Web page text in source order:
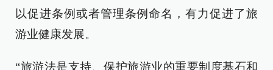
以促进条例或者管理条例命名，有力促进了旅
游业健康发展。
“旅游法是支持、保护旅游业的重要制度基石和